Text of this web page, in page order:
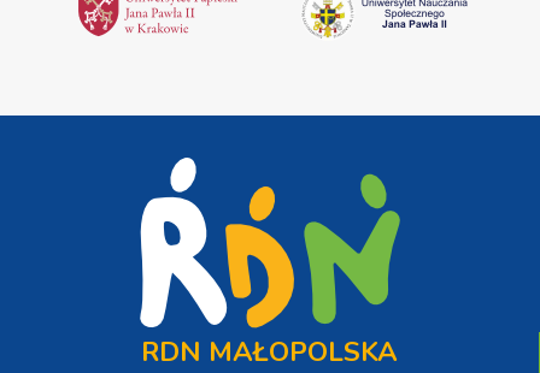
RDN MAŁOPOLSKA